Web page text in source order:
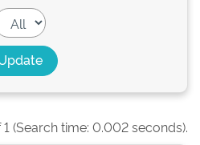
1 (Search time: 0.002 seconds).